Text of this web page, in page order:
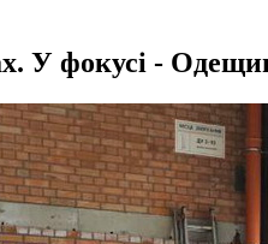
У фокусі -